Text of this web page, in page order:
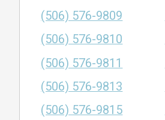
(506) 576-9809
(506) 576-9810
(506) 576-9811
(506) 576-9813
(506) 576-9815